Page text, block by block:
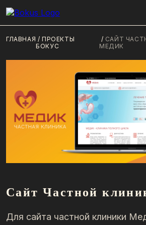
ГЛАВНАЯ /ПРОЕКТЫ
БОКУС
/ САЙТ
МЕДИК
Сайт Частной
Для сайта частной клиники